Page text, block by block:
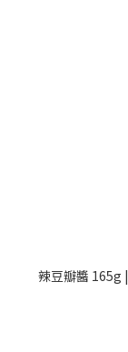
辣豆瓣醬 165g | 潔淨標章驗證，古法醬缸釀造120天，無添